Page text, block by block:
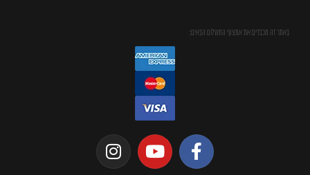
באתר זה מכבדים את אמצעי התשלום הבאים: